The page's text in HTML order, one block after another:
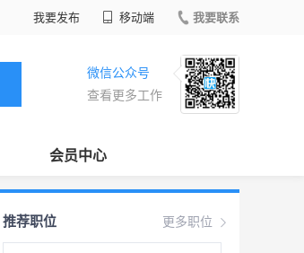
我要发布 移动端 我要联系
微信公众号
查看更多工作
会员中心
更多职位
推荐职位